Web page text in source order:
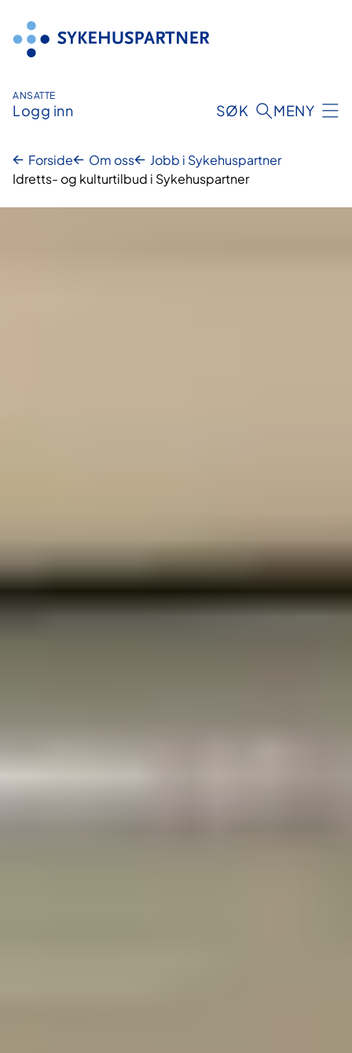
innhold
ANSATTE
Logg inn SØK MENY
Forside Om oss
Jobb i Sykehuspartner
Idretts- og kulturtilbud i Sykehuspartner